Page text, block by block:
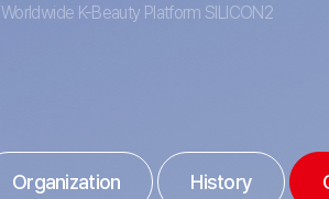
Worldwide K-Beauty Platform SILICON2
Organization History